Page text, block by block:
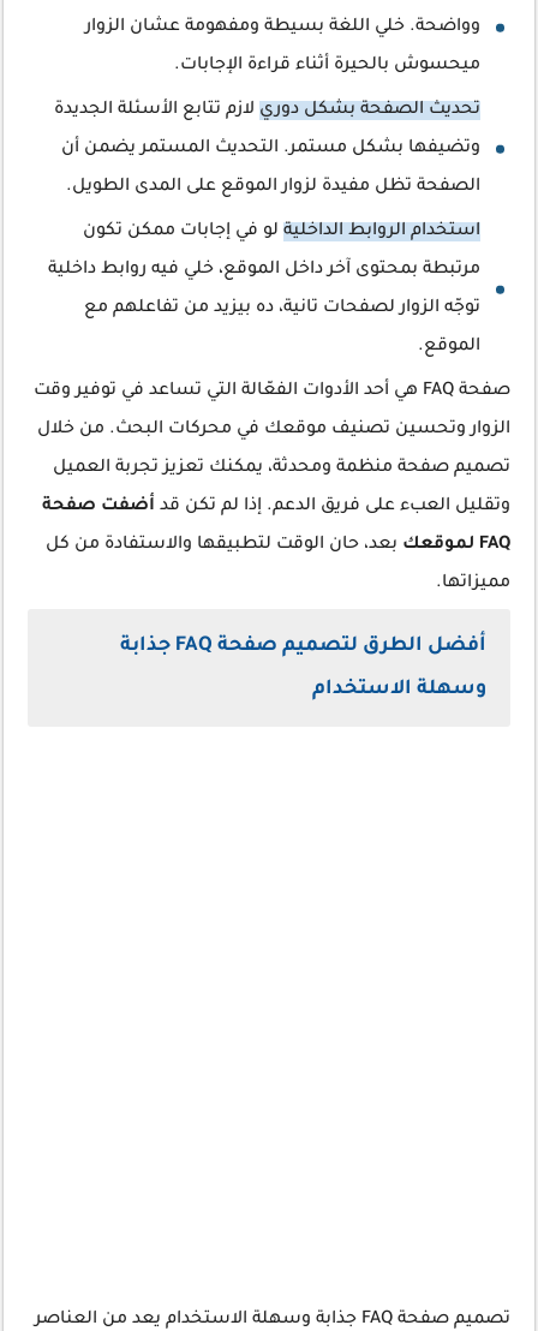
وواضحة. خلي اللغة بسيطة ومفهومة عشان الزوار
ميحسوش بالحيرة أثناء قراءة الإجابات.
تحديث الصفحة بشكل دوري لازم تتابع الأسئلة الجديدة
وتضيفها بشكل مستمر. التحديث المستمر يضمن أن
الصفحة تظل مفيدة لزوار الموقع على المدى الطويل.
استخدام الروابط الداخلية لو في إجابات ممكن تكون
مرتبطة بمحتوى آخر داخل الموقع، خلي فيه روابط داخلية
توجّه الزوار لصفحات تانية، ده بيزيد من تفاعلهم مع
الموقع.
صفحة FAQ هي أحد الأدوات الفعّالة التي تساعد في توفير وقت
الزوار وتحسين تصنيف موقعك في محركات البحث. من خلال
تصميم صفحة منظمة ومحدثة، يمكنك تعزيز تجربة العميل
وتقليل العبء على فريق الدعم. إذا لم تكن قد أضفت صفحة
FAQ لموقعك
بعد، حان الوقت لتطبيقها والاستفادة من كل
مميزاتها.
أفضل الطرق لتصميم صفحة FAQ جذابة
وسهلة الاستخدام
تصميم صفحة FAQ جذابة وسهلة الاستخدام يعد من العناصر